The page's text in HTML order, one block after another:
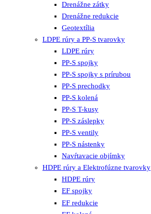
Drenážne zátky
Drenážne redukcie
Geotextília
LDPE rúry a PP-S tvarovky
LDPE rúry
PP-S spojky
PP-S spojky s prírubou
PP-S prechodky
PP-S kolená
PP-S T-kusy
PP-S záslepky
PP-S ventily
PP-S nástenky
Navŕtavacie objímky
HDPE rúry a Elektrofúzne tvarovky
HDPE rúry
EF spojky
EF redukcie